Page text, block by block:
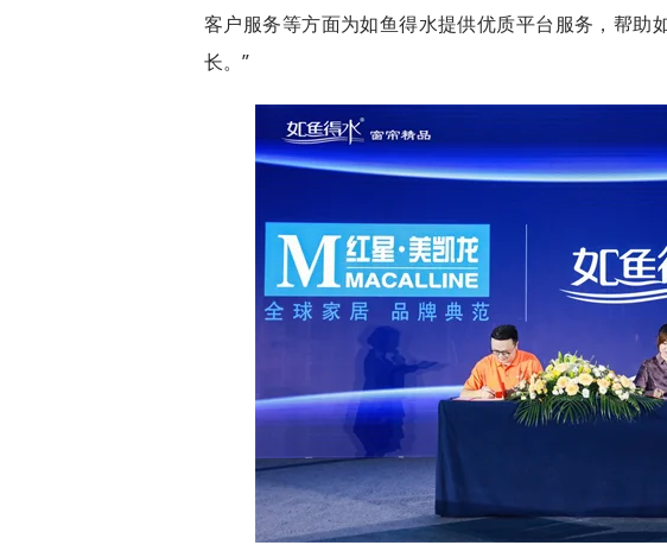
客户服务等方面为如鱼得水提供优质平台服务，帮助
长。”